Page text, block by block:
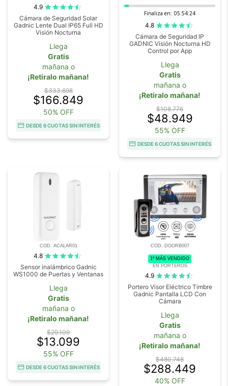
4.9
Cámara de Seguridad Solar
Gadnic Lente Dual IP65 Full HD
Visión Nocturna
Llega
Gratis
mañana o
¡Retiralo mañana!
$333.698
$166.849
50% OFF
DESDE 6 CUOTAS SIN INTERÉS
Finaliza en: 05:54:23
4.8
Cámara de Seguridad IP
GADNIC Visión Nocturna HD
Control por App
Llega
Gratis
mañana o
¡Retiralo mañana!
$108.776
$48.949
55% OFF
DESDE 6 CUOTAS SIN INTERÉS
COD. ACALAR01
4.8
Sensor inalámbrico Gadnic
WS1000 de Puertas y Ventanas
Llega
Gratis
mañana o
¡Retiralo mañana!
$29.109
$13.099
55% OFF
DESDE 6 CUOTAS SIN INTERÉS
COD. DOORB007
1º MÁS VENDIDO
EN PORTEROS
4.9
Portero Visor Eléctrico Timbre
Gadnic Pantalla LCD Con
Cámara
Llega
Gratis
mañana o
¡Retiralo mañana!
$480.748
$288.449
40% OFF